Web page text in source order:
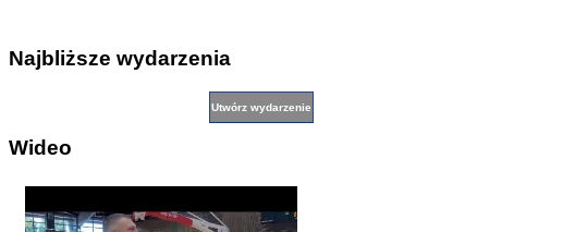
Najbliższe wydarzenia
Wideo